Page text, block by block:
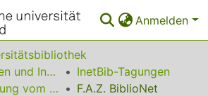
Anmelden
Bibliothekswesen und Information
InetBib-Tagungen
09. InetBib-Tagung vom 06. bis 08. September 2006 in Münster
F.A.Z. BiblioNet